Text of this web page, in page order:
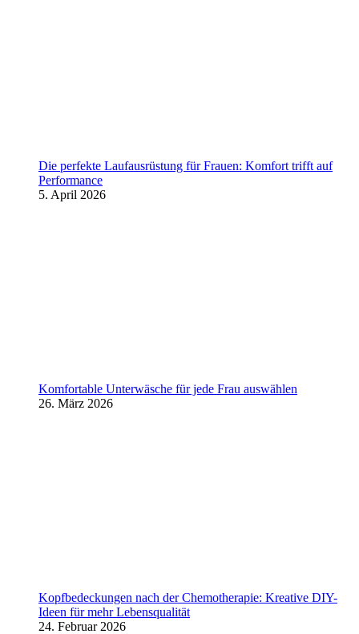
Die perfekte Laufausrüstung für Frauen: Komfort trifft auf
Performance
5. April 2026
Komfortable Unterwäsche für jede Frau auswählen
26. März 2026
Kopfbedeckungen nach der Chemotherapie: Kreative DIY-
Ideen für mehr Lebensqualität
24. Februar 2026